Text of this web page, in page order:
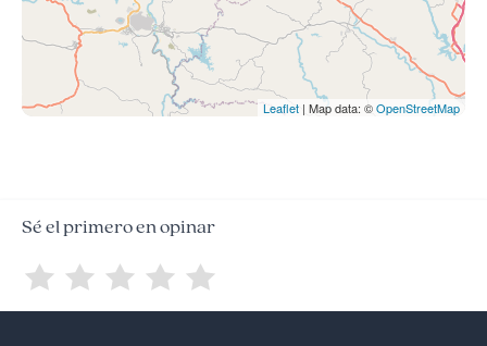
Leaflet | Map data: ©OpenStreetMap
Sé el primero en opinar